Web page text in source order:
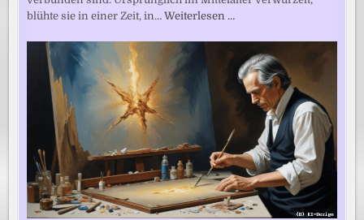
blühte sie in einer Zeit, in…Weiterlesen …